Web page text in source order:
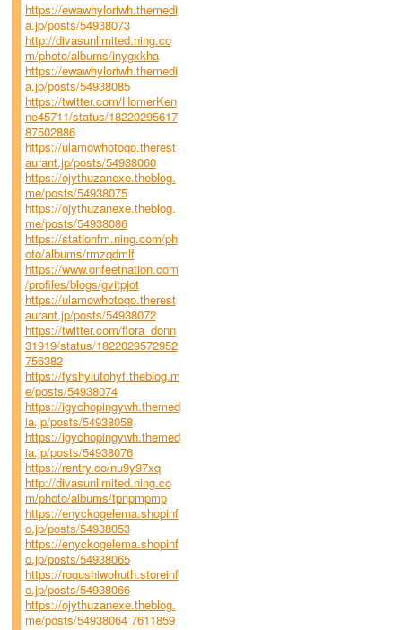
https://ewawhyloriwh.themedi
a.jp/posts/54938073
http://divasunlimited.ning.co
m/photo/albums/inygxkha
https://ewawhyloriwh.themedi
a.jp/posts/54938085
https://twitter.com/HomerKen
ne45711/status/18220295617
87502886
https://ulamowhotoqo.therest
aurant.jp/posts/54938060
https://ojythuzanexe.theblog.
me/posts/54938075
https://ojythuzanexe.theblog.
me/posts/54938086
https://stationfm.ning.com/ph
oto/albums/rmzqdmlf
https://www.onfeetnation.com
/profiles/blogs/gvitpjot
https://ulamowhotoqo.therest
aurant.jp/posts/54938072
https://twitter.com/flora_donn
31919/status/1822029572952
756382
https://fyshylutohyf.theblog.m
e/posts/54938074
https://igychopingywh.themed
ia.jp/posts/54938058
https://igychopingywh.themed
ia.jp/posts/54938076
https://rentry.co/nu9y97xq
http://divasunlimited.ning.co
m/photo/albums/tpnpmpmp
https://enyckogelema.shopinf
o.jp/posts/54938053
https://enyckogelema.shopinf
o.jp/posts/54938065
https://roqushiwohuth.storeinf
o.jp/posts/54938066
https://ojythuzanexe.theblog.
me/posts/54938064 7611859